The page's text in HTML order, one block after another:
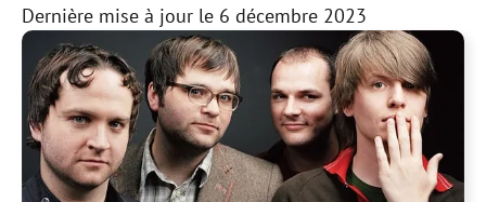
Dernière mise à jour le 6 décembre 2023